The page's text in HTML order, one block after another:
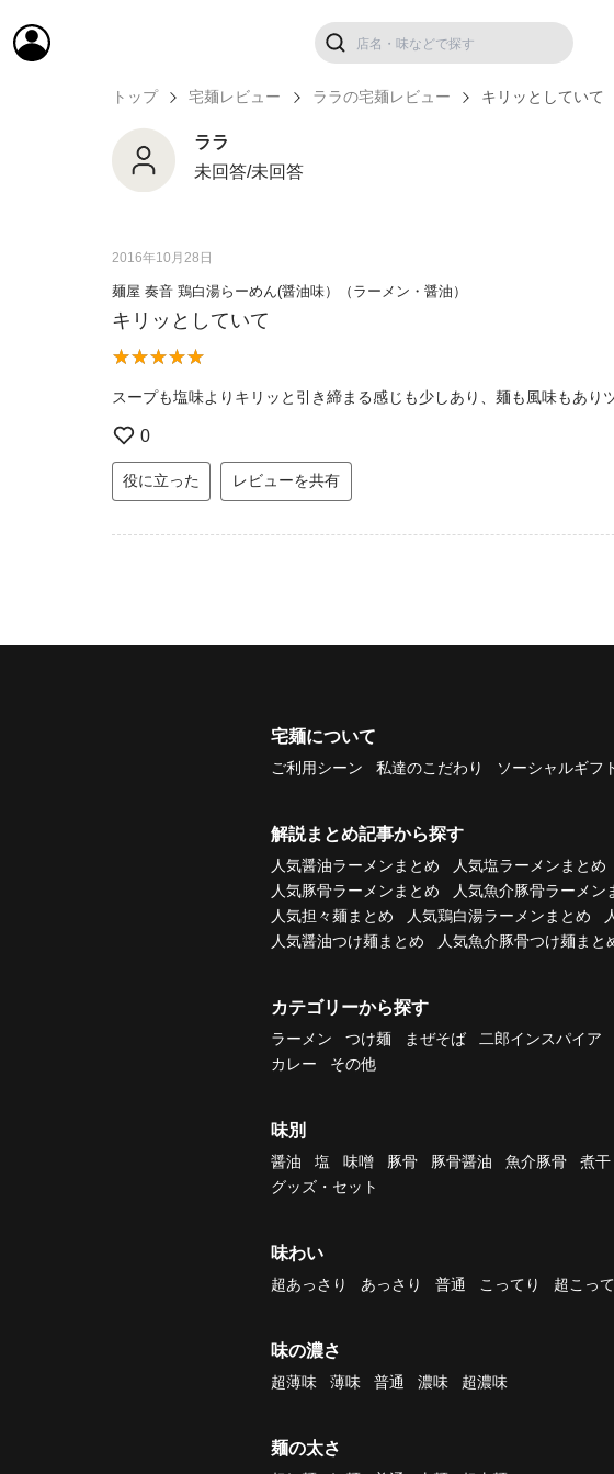
トップ 宅麺レビュー ララの宅麺レビュー キリッとしていて
ララ
未回答/未回答
2016年10月28日
麺屋 奏音 鶏白湯らーめん(醤油味）（ラーメン・醤油）
キリッとしていて
スープも塩味よりキリッと引き締まる感じも少しあり、麺も風味もあ
0
役に立った レビューを共有
宅麺について
ご利用シーン 私達のこだわり ソーシャルギフ
解説まとめ記事から探す
人気醤油ラーメンまとめ 人気塩ラーメンまとめ
人気豚骨ラーメンまとめ
人気魚介豚骨ラーメン
人気担々麺まとめ
人気鶏白湯ラーメンまとめ
人気醤油つけ麺まとめ
人気魚介豚骨つけ麺まと
カテゴリーから探す
ラーメン つけ麺 まぜそば 二郎インスパイア
カレー
その他
味別
醤油 塩 味噌 豚骨 豚骨醤油 魚介豚骨 煮干
グッズ・セット
味わい
超あっさり あっさり 普通 こってり 超こっ
味の濃さ
超薄味 薄味 普通 濃味 超濃味
麺の太さ